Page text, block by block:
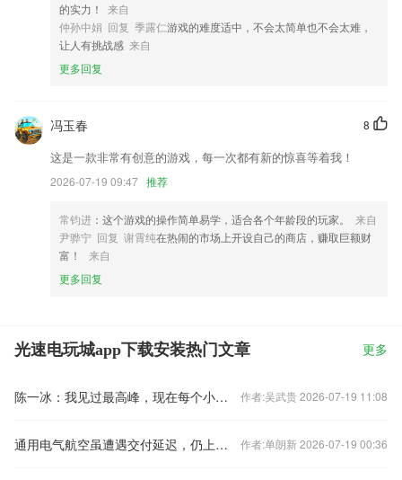
的实力！
来自
仲孙中娟 回复 季露仁游戏的难度适中，不会太简单也不会太难，
让人有挑战感 来自
更多回复
8
冯玉春
这是一款非常有创意的游戏，每一次都有新的惊喜等着我！
2026-07-19 09:47 推荐
常钧进 ：这个游戏的操作简单易学，适合各个年龄段的玩家。
来自
尹骅宁 回复 谢霄纯在热闹的市场上开设自己的商店，赚取巨额财
富！
来自
更多回复
光速电玩城app下载安装热门文章 更多
陈一冰：我见过最高峰，现在每个小山坡都享受 作者:吴武贵 2026-07-19 11:08
通用电气航空虽遭遇交付延迟，仍上调全年业绩预期 作者:单朗新 2026-07-19 00:36